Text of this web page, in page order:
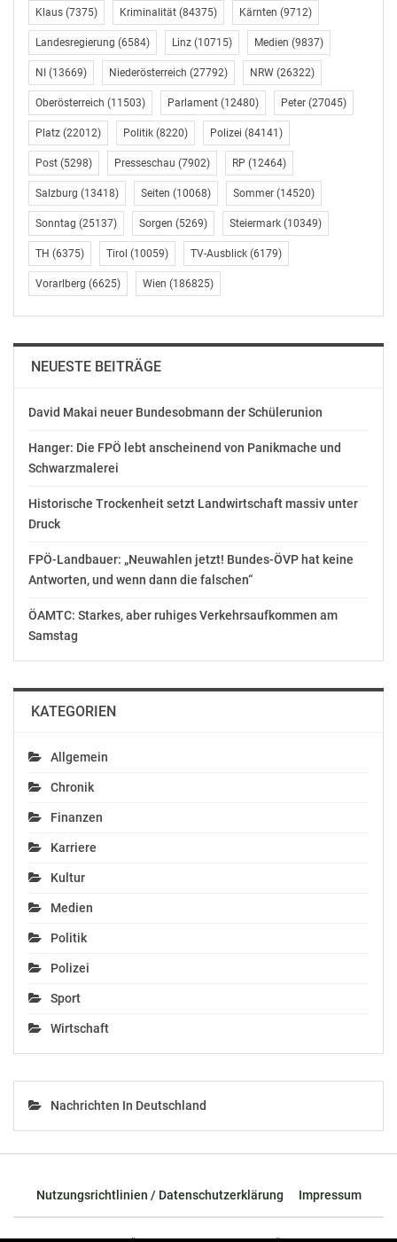
Marin Alsop setzt zum Ende ihres Wirkens als
Chefdirigentin des ORF RSO Wien somit zugleich ein
musikalisches Zeichen, das ihre enge künstlerische
Verbindung mit dem Orchester unterstreicht. Die US-
Amerikanerin leitete das Ensemble seit 2019 als erste
Frau in dieser Position und wurde kürzlich zur
Ehrendirigentin ernannt. Auch in der kommenden
Saison bleibt sie dem Orchester mit Gastauftritten und
neuen Projekten verbunden.
In Ö1 ist der Konzertmitschnitt am Dienstag, dem 2.
September, um 19.30 Uhr zu hören.
http://presse.ORF.at
OTS-ORIGINALTEXT PRESSEAUSSENDUNG UNTER
DES AUSSENDERS. www.ots.at
© Copyright APA-OTS Originaltext-Service GmbH und
Gefällt mir:
Ähnliche Beiträge
ORF RSO Wien ab 2024
Festivalorchester des
Carinthischen Sommers
In "Kultur"
September: Japan-
Chefdirigentin Marin
Alsop
In "Kultur"
Klaus (7375) Kriminalität (84375) Kärnten (9712)
Landesregierung (6584) Linz (10715) Medien (9837)
NI (13669) Niederösterreich (27792) NRW (26322)
Oberösterreich (11503) Parlament (12480) Peter (27045)
Platz (22012) Politik (8220) Polizei (84141)
Post (5298) Presseschau (7902) RP (12464)
Salzburg (13418) Seiten (10068) Sommer (14520)
Sonntag (25137) Sorgen (5269) Steiermark (10349)
TH (6375) Tirol (10059) TV-Ausblick (6179)
Vorarlberg (6625) Wien (186825)
NEUESTE BEITRÄGE
David Makai neuer Bundesobmann der Schülerunion
Hanger: Die FPÖ lebt anscheinend von Panikmache und
Schwarzmalerei
Historische Trockenheit setzt Landwirtschaft massiv unter
Druck
FPÖ-Landbauer: „Neuwahlen jetzt! Bundes-ÖVP hat keine
Antworten, und wenn dann die falschen“
ÖAMTC: Starkes, aber ruhiges Verkehrsaufkommen am
Samstag
KATEGORIEN
Allgemein
Chronik
Finanzen
Karriere
Kultur
Medien
Politik
Polizei
Sport
Wirtschaft
Nachrichten In Deutschland
Nutzungsrichtlinien / Datenschutzerklärung Impressum